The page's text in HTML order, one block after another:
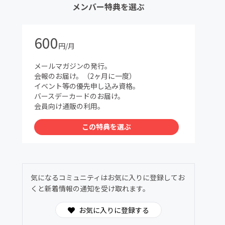
メンバー特典を選ぶ
600円/月
メールマガジンの発行。
会報のお届け。（2ヶ月に一度）
イベント等の優先申し込み資格。
バースデーカードのお届け。
会員向け通販の利用。
この特典を選ぶ
気になるコミュニティはお気に入りに登録してお
くと新着情報の通知を受け取れます。
お気に入りに登録する